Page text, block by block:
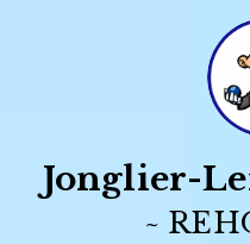
Jonglier-
~